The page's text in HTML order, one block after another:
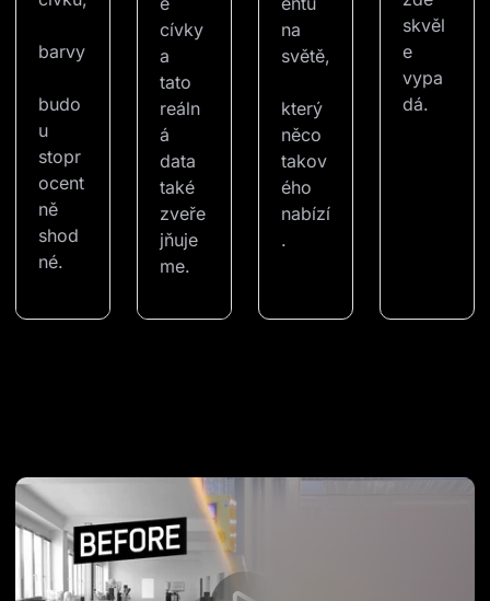
barvy
budo
u
stopr
ocent
ně
shod
né.
cívky
a
tato
reáln
á
data
také
zveře
jňuje
me.
na
světě,
který
něco
takov
ého
nabízí
.
skvěl
e
vypa
dá.